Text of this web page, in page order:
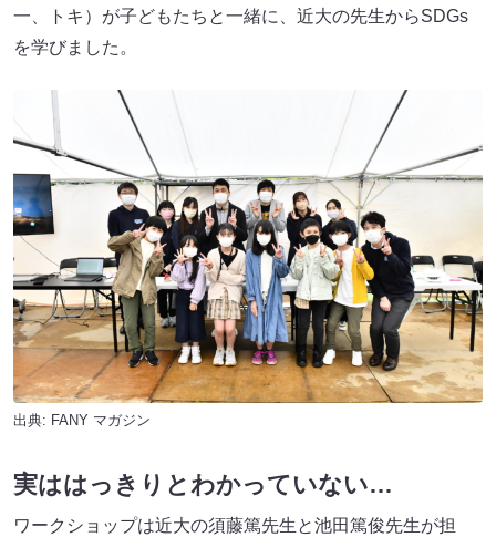
一、トキ）が子どもたちと一緒に、近大の先生からSDGs
を学びました。
出典: FANY マガジン
実ははっきりとわかっていない…
ワークショップは近大の須藤篤先生と池田篤俊先生が担